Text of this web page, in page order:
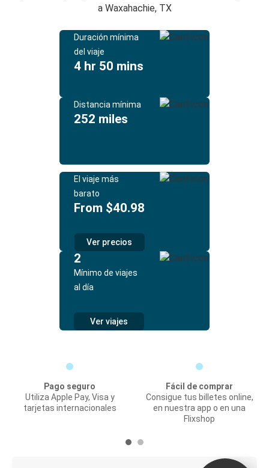
a Waxahachie, TX
Duración mínima
del viaje
4 hr 50 mins
Distancia mínima
252 miles
El viaje más
barato
From $40.98
Ver precios
2
Mínimo de viajes
al día
Ver viajes
Pago seguro
Utiliza Apple Pay, Visa y
tarjetas internacionales
Fácil de comprar
Consigue tus billetes online,
en nuestra app o en una
Flixshop